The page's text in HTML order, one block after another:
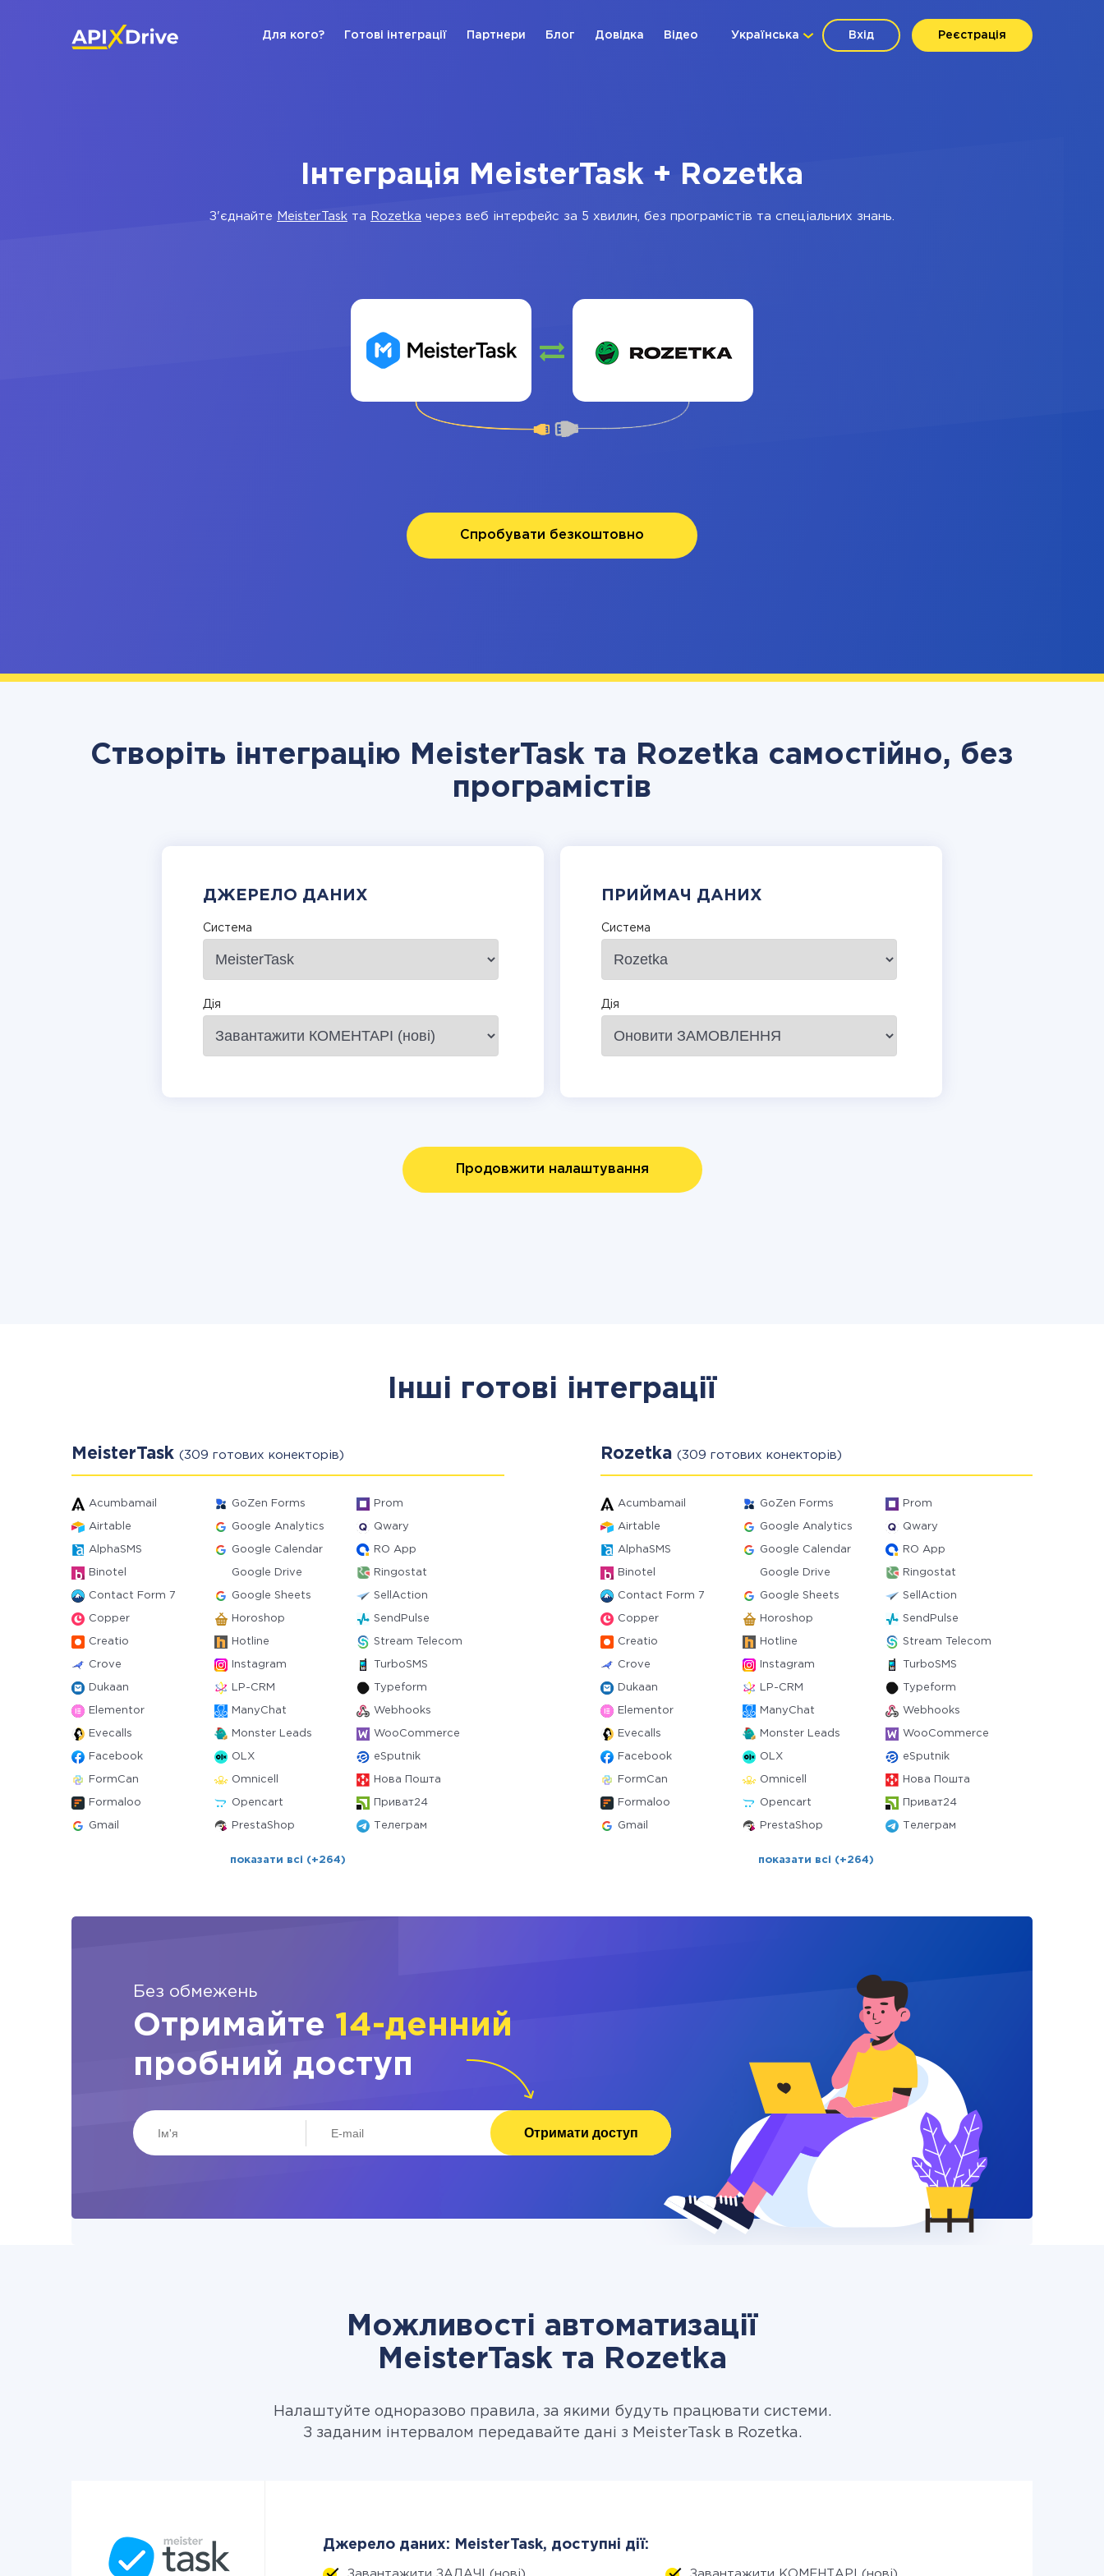
Вхід Реєстрація
Українська
Для кого? Готові інтеграції Партнери Блог Довідка Відео
Інтеграція MeisterTask + Rozetka
З'єднайте MeisterTask та Rozetka через веб інтерфейс за 5 хвилин, без програмістів та спеціальних знань.
Спробувати безкоштовно
Створіть інтеграцію MeisterTask та Rozetka самостійно, без
програмістів
ДЖЕРЕЛО ДАНИХ
Система
Дія
ПРИЙМАЧ ДАНИХ
Система
Дія
Продовжити налаштування
Інші готові інтеграції
MeisterTask (309 готових конекторів)
Acumbamail GoZen Forms Prom
Airtable Google Analytics Qwary
AlphaSMS Google Calendar RO App
Binotel Google Drive Ringostat
Contact Form 7 Google Sheets SellAction
Copper Horoshop SendPulse
Creatio Hotline Stream Telecom
Crove Instagram TurboSMS
Dukaan LP-CRM Typeform
Elementor ManyChat Webhooks
Evecalls Monster Leads WooCommerce
Facebook OLX eSputnik
FormCan Omnicell Нова Пошта
Formaloo Opencart Приват24
Gmail PrestaShop Телеграм
показати всі (+264)
Rozetka (309 готових конекторів)
Acumbamail GoZen Forms Prom
Airtable Google Analytics Qwary
AlphaSMS Google Calendar RO App
Binotel Google Drive Ringostat
Contact Form 7 Google Sheets SellAction
Copper Horoshop SendPulse
Creatio Hotline Stream Telecom
Crove Instagram TurboSMS
Dukaan LP-CRM Typeform
Elementor ManyChat Webhooks
Evecalls Monster Leads WooCommerce
Facebook OLX eSputnik
FormCan Omnicell Нова Пошта
Formaloo Opencart Приват24
Gmail PrestaShop Телеграм
показати всі (+264)
Без обмежень
Отримайте 14-денний
пробний доступ
Отримати доступ
Можливості автоматизації
MeisterTask та Rozetka
Налаштуйте одноразово правила, за якими будуть працювати системи.
З заданим інтервалом передавайте дані з MeisterTask в Rozetka.
Джерело даних: MeisterTask, доступні дії: